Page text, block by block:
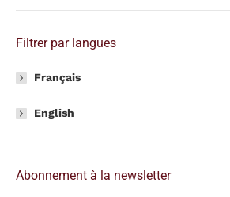
Filtrer par langues
Français
English
Abonnement à la newsletter